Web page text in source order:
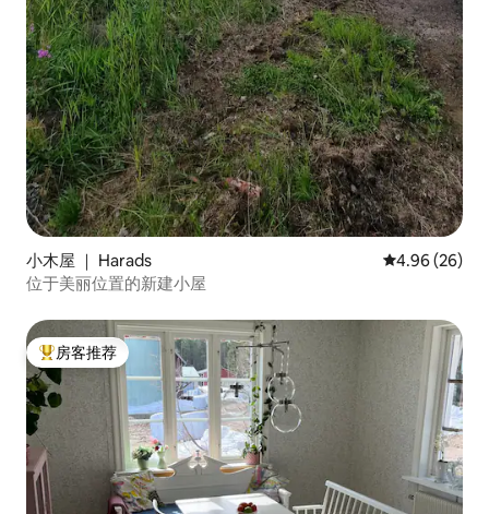
小木屋 ｜ Harads 平均评分 4.96
4.96 (26)
位于美丽位置的新建小屋
热门「房客推荐」
房客推荐